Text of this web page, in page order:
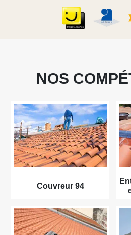
NOS
Couvreur 94